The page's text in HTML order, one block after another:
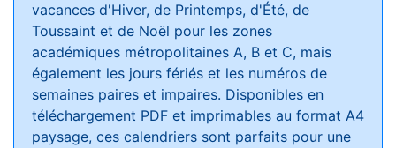
vacances d'Hiver, de Printemps, d'Été, de
Toussaint et de Noël pour les zones
académiques métropolitaines A, B et C, mais
également les jours fériés et les numéros de
semaines paires et impaires. Disponibles en
téléchargement PDF et imprimables au format A4
paysage, ces calendriers sont parfaits pour une